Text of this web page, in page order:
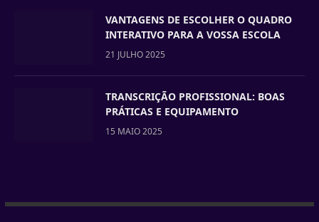
VANTAGENS DE ESCOLHER O QUADRO
INTERATIVO PARA A VOSSA ESCOLA
21 JULHO 2025
TRANSCRIÇÃO PROFISSIONAL: BOAS
PRÁTICAS E EQUIPAMENTO
15 MAIO 2025